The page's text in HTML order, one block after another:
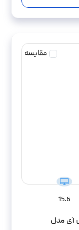
مقایسه
15.6
اس آی مدل